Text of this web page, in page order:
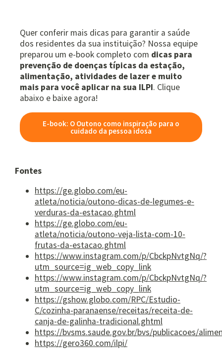
Quer conferir mais dicas para garantir a saúde
dos residentes da sua instituição? Nossa equipe
preparou um e-book completo com dicas para
prevenção de doenças típicas da estação,
alimentação, atividades de lazer e muito
mais para você aplicar na sua ILPI. Clique
abaixo e baixe agora!
E-book: O Outono como inspiração para o
cuidado da pessoa idosa
Fontes
https://ge.globo.com/eu-
atleta/noticia/outono-dicas-de-legumes-e-
verduras-da-estacao.ghtml
https://ge.globo.com/eu-
atleta/noticia/outono-veja-lista-com-10-
frutas-da-estacao.ghtml
https://www.instagram.com/p/CbckpNvtgNq/?
utm_source=ig_web_copy_link
https://www.instagram.com/p/CbckpNvtgNq/?
utm_source=ig_web_copy_link
https://gshow.globo.com/RPC/Estudio-
C/cozinha-paranaense/receitas/receita-de-
canja-de-galinha-tradicional.ghtml
https://bvsms.saude.gov.br/bvs/publicacoes/
https://gero360.com/ilpi/